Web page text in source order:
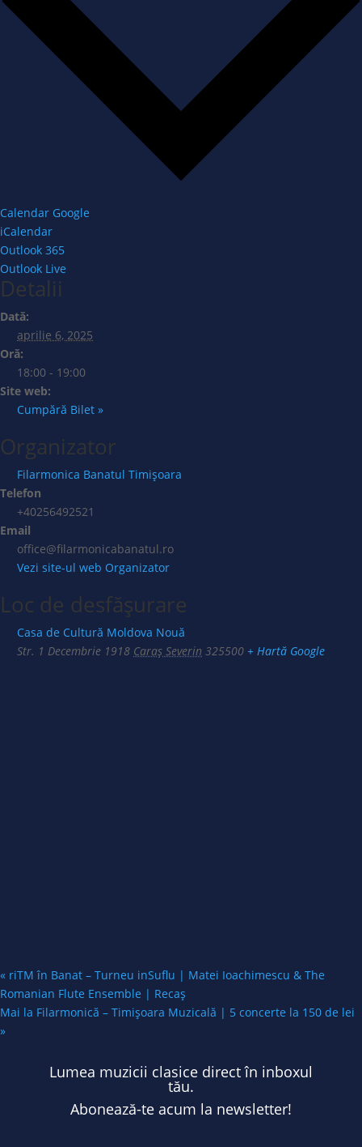
Calendar Google
iCalendar
Outlook 365
Outlook Live
Detalii
Dată:
aprilie 6, 2025
Oră:
18:00 - 19:00
Site web:
Cumpără Bilet »
Organizator
Filarmonica Banatul Timișoara
Telefon
+40256492521
Email
office@filarmonicabanatul.ro
Vezi site-ul web Organizator
Loc de desfășurare
Casa de Cultură Moldova Nouă
Str. 1 Decembrie 1918 Caraș Severin 325500 + Hartă Google
« riTM în Banat – Turneu inSuflu | Matei Ioachimescu & The
Romanian Flute Ensemble | Recaș
Mai la Filarmonică – Timișoara Muzicală | 5 concerte la 150 de lei
»
Lumea muzicii clasice direct în inboxul
tău.
Abonează-te acum la newsletter!